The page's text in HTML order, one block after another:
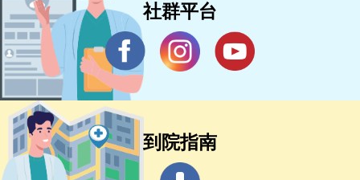
社群平台
到院指南